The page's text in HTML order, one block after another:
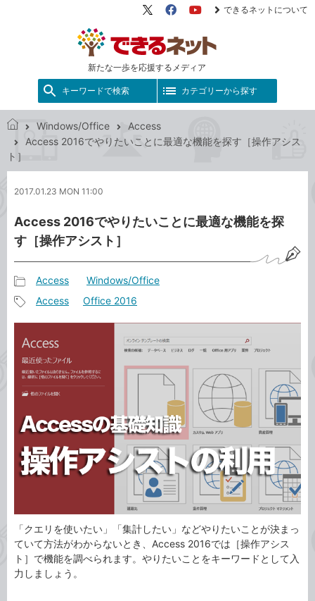
新たな一歩を応援するメディア
X（旧
FacebookYouTube
できるネットについて
キーワードで検索 カテゴリーから探す
で
き
ッ
Windows/Office
Access
Access 2016でやりたいことに最適な機能を探す［操作アシス
ト］
2017.01.23 MON 11:00
Access 2016でやりたいことに最適な機能を探
す［操作アシスト］
事
カ
テ
ゴ
リ
Access Windows/Office
タ
グ
Access Office 2016
「クエリを使いたい」「集計したい」などやりたいことが決まっ
ていて方法がわからないとき、Access 2016では［操作アシス
ト］で機能を調べられます。やりたいことをキーワードとして入
力しましょう。